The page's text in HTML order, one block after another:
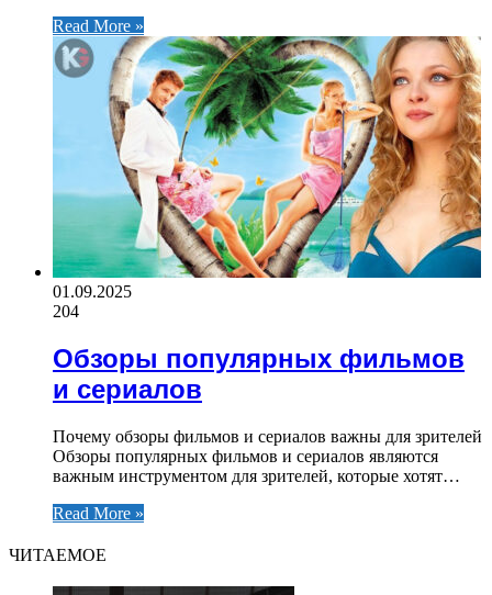
Read More »
01.09.2025
204
Обзоры популярных фильмов
и сериалов
Почему обзоры фильмов и сериалов важны для зрителей
Обзоры популярных фильмов и сериалов являются
важным инструментом для зрителей, которые хотят…
Read More »
ЧИТАЕМОЕ